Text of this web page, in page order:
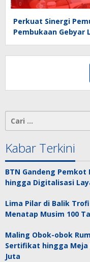
Perkuat Sinergi
Pembukaan Gebyar
Cari
Kabar Terkini
BTN Gandeng Pemkot
hingga Digitalisasi
Lima Pilar di Balik
Menatap Musim 100
Maling Obok-obok
Sertifikat hingga Meja
Juta